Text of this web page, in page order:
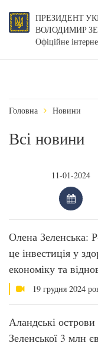
ПРЕЗИДЕНТ
ВОЛОДИМИР
Офіційне
Головна Новини
Всі новини
Олена Зеленська:
це інвестиція у
економіку та
19 грудня 2024
Аландські
Зеленської 3 млн